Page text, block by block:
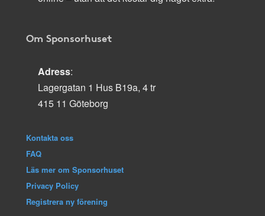
Om Sponsorhuset
Adress:
Lagergatan 1 Hus B19a, 4 tr
415 11 Göteborg
Kontakta oss
FAQ
Läs mer om Sponsorhuset
Privacy Policy
Registrera ny förening